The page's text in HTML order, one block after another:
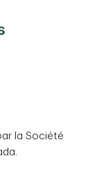
la Société